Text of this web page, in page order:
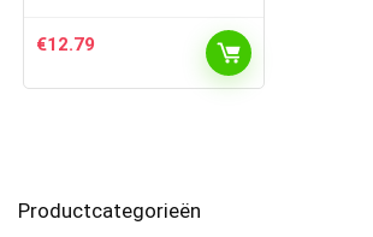
€12.79
Productcategorieën